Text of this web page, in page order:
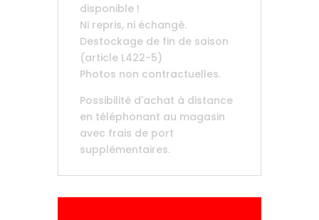
disponible !
Ni repris, ni échangé.
Destockage de fin de saison
(article L422-5)
Photos non contractuelles.
Possibilité d'achat à distance
en téléphonant au magasin
avec frais de port
supplémentaires.